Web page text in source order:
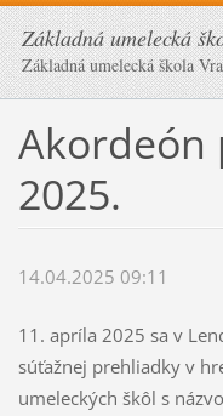
Základná umelecká
Základná umelecká škola
Akordeón
2025.
14.04.2025 09:11
11. apríla 2025 sa v
súťažnej prehliadky v
umeleckých škôl s